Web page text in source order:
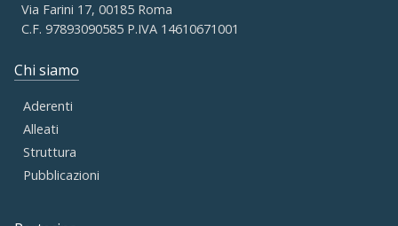
Via Farini 17, 00185 Roma
C.F. 97893090585 P.IVA 14610671001
Chi siamo
Aderenti
Alleati
Struttura
Pubblicazioni